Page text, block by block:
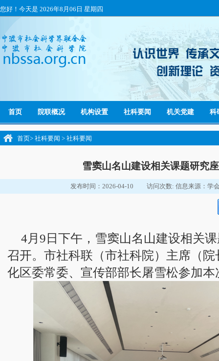
您好！今天是 2026年8月06日 星期四
首页 院联概况 机构设置 社科要闻 机关党建 科
首页> 社科要闻 > 社科要闻
雪窦山名山建设相关课题研究
发布时间：2026-04-10 访问次数: 信息来源：学
4月9日下午，雪窦山名山建设相关
召开。市社科联（市社科院）主席（
化区委常委、宣传部部长屠雪松参加本